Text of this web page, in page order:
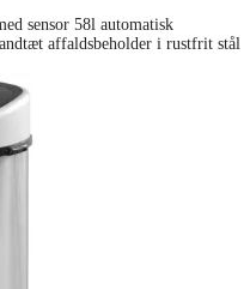
sensor 58l automatisk
affaldsbeholder i rustfrit stål